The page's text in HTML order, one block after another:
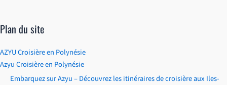
Plan du site
AZYU Croisière en Polynésie
Azyu Croisière en Polynésie
Embarquez sur Azyu – Découvrez les itinéraires de croisière aux Iles-